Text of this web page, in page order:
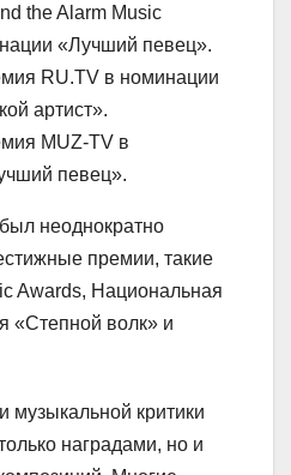
the Alarm Music
«Лучший певец».
RU.TV в номинации
артист».
MUZ-TV в
певец».
неоднократно
премии, такие
Awards, Национальная
«Степной волк» и
музыкальной критики
наградами, но и